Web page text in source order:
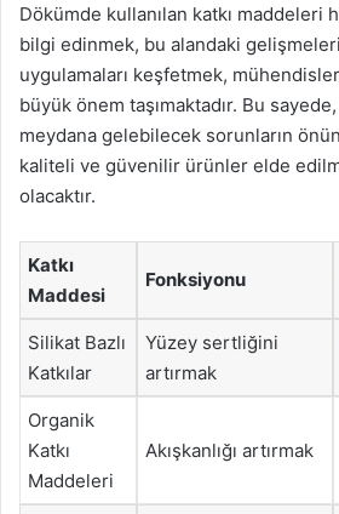
Dökümde kullanılan katkı maddeleri
bilgi edinmek, bu alandaki
uygulamaları keşfetmek,
büyük önem taşımaktadır. Bu
meydana gelebilecek sorunların
kaliteli ve güvenilir ürünler elde
olacaktır.
Katkı
Maddesi
Fonksiyonu
Silikat Bazlı
Katkılar
Yüzey sertliğini
artırmak
Organik
Katkı
Maddeleri
Akışkanlığı artırmak